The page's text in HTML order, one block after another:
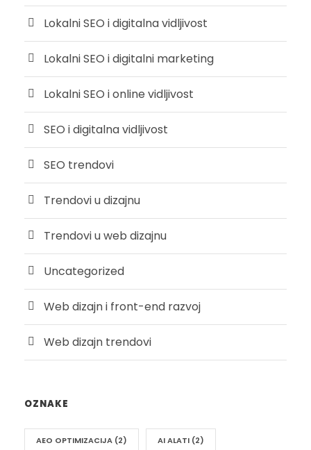
Lokalni SEO i digitalna vidljivost
Lokalni SEO i digitalni marketing
Lokalni SEO i online vidljivost
SEO i digitalna vidljivost
SEO trendovi
Trendovi u dizajnu
Trendovi u web dizajnu
Uncategorized
Web dizajn i front-end razvoj
Web dizajn trendovi
OZNAKE
AEO OPTIMIZACIJA (2) AI ALATI (2)